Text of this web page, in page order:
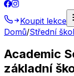
Koupit lekce
Domů/Střední
Academic
základní